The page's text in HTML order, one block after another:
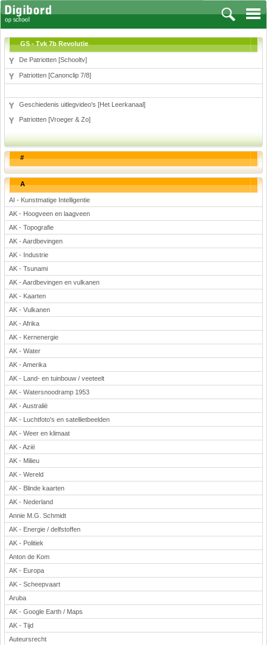
Aardrijkskunde
Biologie
Frans, Duits, Chinees, Spaans
Geschiedenis
Handvaardigheid en Tekenen
Kunst en Cultuur
Levensbeschouwing
Lichamelijke opvoeding
Muziek
Natuurkunde
Nederlands
Rekenen
Scheikunde
Sport
Techniek
Verkeer
Wiskunde
Onderwerpen
Apps en tablets
Collecties digibord
Digiborden / touchscreens
Digibordtools
Downloads basisonderwijs
Herfst
Kerstmis
Kinder-/Jeugdboeken
Lente
Onderbouw PO
Pasen
Voetbal
GS - Tvk 7b Revolutie
De Patriotten [Schooltv]
Patriotten [Canonclip 7/8]
Geschiedenis uitlegvideo's [Het Leerkanaal]
Patriotten [Vroeger & Zo]
#
A
AI - Kunstmatige Intelligentie
AK - Hoogveen en laagveen
AK - Topografie
AK - Aardbevingen
AK - Industrie
AK - Tsunami
AK - Aardbevingen en vulkanen
AK - Kaarten
AK - Vulkanen
AK - Afrika
AK - Kernenergie
AK - Water
AK - Amerika
AK - Land- en tuinbouw / veeteelt
AK - Watersnoodramp 1953
AK - Australië
AK - Luchtfoto's en satellietbeelden
AK - Weer en klimaat
AK - Azië
AK - Milieu
AK - Wereld
AK - Blinde kaarten
AK - Nederland
Annie M.G. Schmidt
AK - Energie / delfstoffen
AK - Politiek
Anton de Kom
AK - Europa
AK - Scheepvaart
Aruba
AK - Google Earth / Maps
AK - Tijd
Auteursrecht